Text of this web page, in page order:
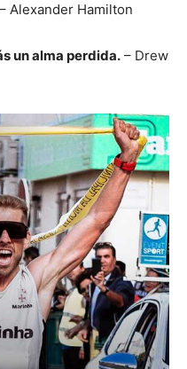
– Alexander Hamilton
un alma perdida. – Drew